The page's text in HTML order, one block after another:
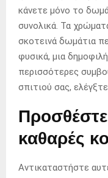
κάνετε μόνο το
συνολικά. Τα
σκοτεινά δωμάτια
φυσικά, μια
περισσότερες
σπιτιού σας,
καθαρές
Αντικαταστήστε